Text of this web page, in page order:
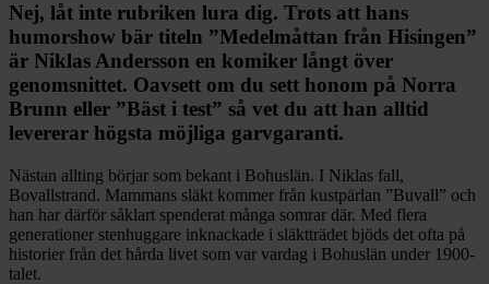
Nej, låt inte rubriken lura dig. Trots att hans
humorshow bär titeln ”Medelmåttan från Hisingen”
är Niklas Andersson en komiker långt över
genomsnittet. Oavsett om du sett honom på Norra
Brunn eller ”Bäst i test” så vet du att han alltid
levererar högsta möjliga garvgaranti.
Nästan allting börjar som bekant i Bohuslän. I Niklas fall,
Bovallstrand. Mammans släkt kommer från kustpärlan ”Buvall” och
han har därför såklart spenderat många somrar där. Med flera
generationer stenhuggare inknackade i släktträdet bjöds det ofta på
historier från det hårda livet som var vardag i Bohuslän under 1900-
talet.